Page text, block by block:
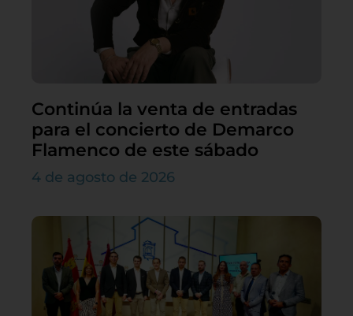
Continúa la venta de entradas
para el concierto de Demarco
Flamenco de este sábado
4 de agosto de 2026